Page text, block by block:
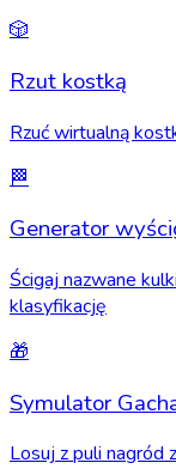
🎲
Rzut kostką
Rzuć wirtualną
🏁
Generator
Ścigaj nazwane
klasyfikację
🎁
Symulator
Losuj z puli nagród